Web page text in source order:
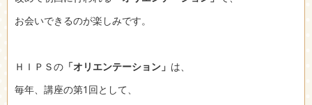
お会いできるのが楽しみです。
ＨＩＰＳの 「オリエンテーション」 は、
毎年、講座の第1回として、